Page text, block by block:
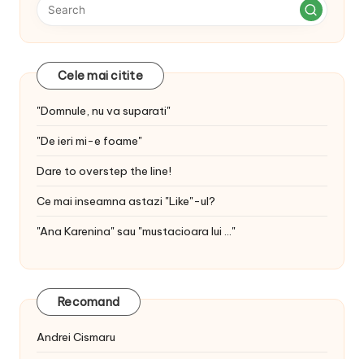
Cele mai citite
"Domnule, nu va suparati"
"De ieri mi-e foame"
Dare to overstep the line!
Ce mai inseamna astazi "Like"-ul?
"Ana Karenina" sau "mustacioara lui ..."
Recomand
Andrei Cismaru